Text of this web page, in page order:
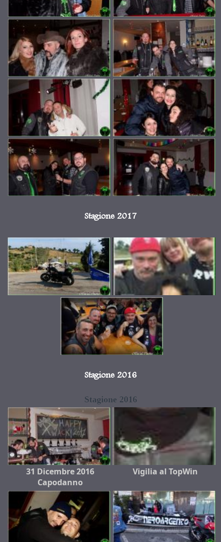
Stagione 2017
Stagione 2016
Stagione 2016
31 Dicembre 2016
Capodanno
Vigilia al TopWin